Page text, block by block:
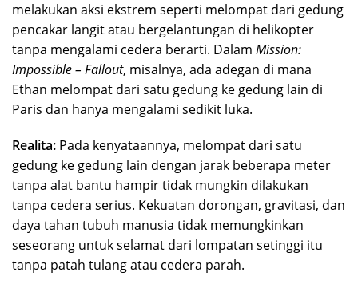
melakukan aksi ekstrem seperti melompat dari gedung
pencakar langit atau bergelantungan di helikopter
tanpa mengalami cedera berarti. Dalam Mission:
Impossible – Fallout, misalnya, ada adegan di mana
Ethan melompat dari satu gedung ke gedung lain di
Paris dan hanya mengalami sedikit luka.
Realita: Pada kenyataannya, melompat dari satu
gedung ke gedung lain dengan jarak beberapa meter
tanpa alat bantu hampir tidak mungkin dilakukan
tanpa cedera serius. Kekuatan dorongan, gravitasi, dan
daya tahan tubuh manusia tidak memungkinkan
seseorang untuk selamat dari lompatan setinggi itu
tanpa patah tulang atau cedera parah.